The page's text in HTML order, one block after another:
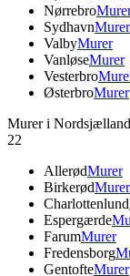
Nørrebro
SydhavnMurer
ValbyMurer
VanløseMurer
Vesterbro
ØsterbroMurer
Murer i Nordsjælland
22
AllerødMurer
BirkerødMurer
Charlottenlund
Espergærde
FarumMurer
Fredensborg
GentofteMurer